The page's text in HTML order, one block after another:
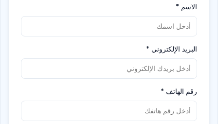
الاسم *
البريد الإلكتروني *
رقم الهاتف *